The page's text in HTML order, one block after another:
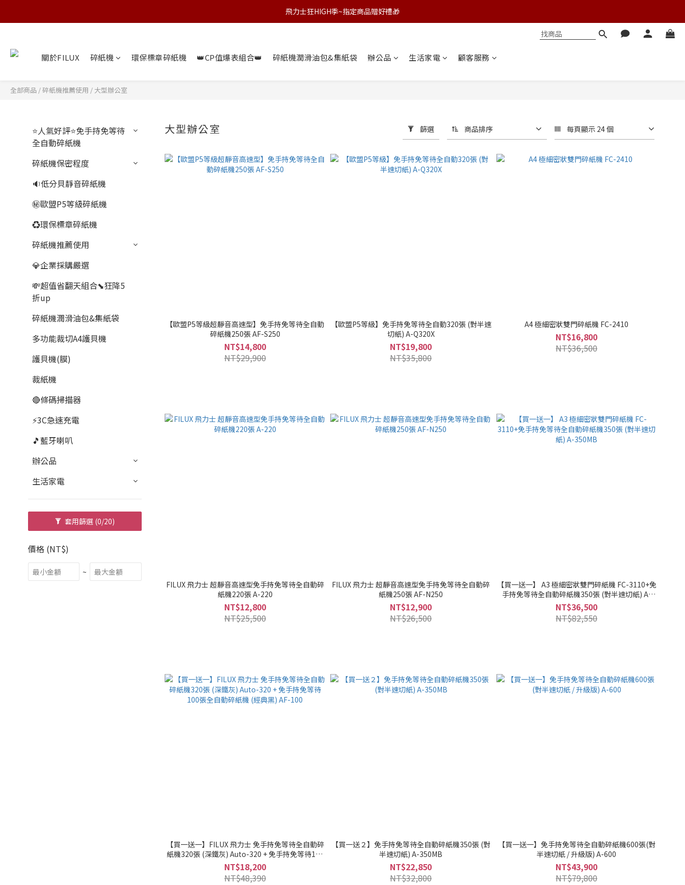
飛力士狂HIGH季~指定商品贈好禮🎁
飛力士狂HIGH季~指定商品贈好禮🎁
飛力士狂HIGH季~指定商品贈好禮🎁
關於FILUX 碎紙機 環保標章碎紙機 👑CP值爆表組合👑 碎紙機潤滑油包&集紙袋 辦公品 生活家電 顧客服務
全部商品 /碎紙機推薦使用 / 大型辦公室
⭐人氣好評⭐免手持免等待
全自動碎紙機
碎紙機保密程度
🔉低分貝靜音碎紙機
㊙️歐盟P5等級碎紙機
♻️環保標章碎紙機
碎紙機推薦使用
💎企業採購嚴選
💸超值省翻天組合⬊狂降5
折up
碎紙機潤滑油包&集紙袋
多功能裁切A4護貝機
護貝機(膜)
裁紙機
🔴條碼掃描器
⚡3C急速充電
🎵藍牙喇叭
辦公品
生活家電
套用篩選 (0/20)
價格 (NT$)
~
大型辦公室 篩選 商品排序 每頁顯示 24 個
【歐盟P5等級超靜音高速型】免手持免等待全自動
碎紙機250張 AF-S250
NT$14,800
NT$29,900
【歐盟P5等級】免手持免等待全自動320張 (對半速
切紙) A-Q320X
NT$19,800
NT$35,800
A4 極細密狀雙門碎紙機 FC-2410
NT$16,800
NT$36,500
FILUX 飛力士 超靜音高速型免手持免等待全自動碎
紙機220張 A-220
NT$12,800
NT$25,500
FILUX 飛力士 超靜音高速型免手持免等待全自動碎
紙機250張 AF-N250
NT$12,900
NT$26,500
【買一送一】 A3 極細密狀雙門碎紙機 FC-3110+免
手持免等待全自動碎紙機350張 (對半速切紙) A-
350MB
NT$36,500
NT$82,550
【買一送一】FILUX 飛力士 免手持免等待全自動碎
紙機320張 (深鐵灰) Auto-320 + 免手持免等待100
張全自動碎紙機 (經典黑) AF-100
NT$18,200
NT$48,390
【買一送２】免手持免等待全自動碎紙機350張 (對
半速切紙) A-350MB
NT$22,850
NT$32,800
【買一送一】免手持免等待全自動碎紙機600張(對
半速切紙 / 升級版) A-600
NT$43,900
NT$79,800